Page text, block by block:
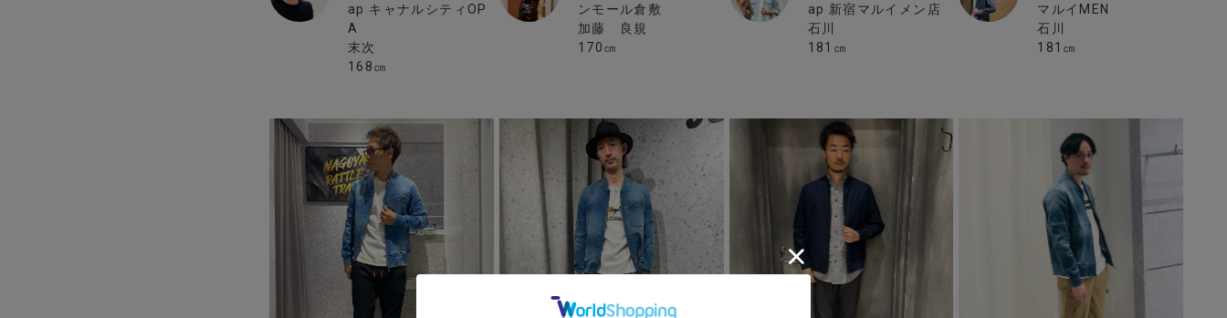
ap キャナルシティOP
A
末次
168㎝
ンモール倉敷
加藤 良規
170㎝
ap 新宿マルイメン店
石川
181㎝
マルイMEN
石川
181㎝